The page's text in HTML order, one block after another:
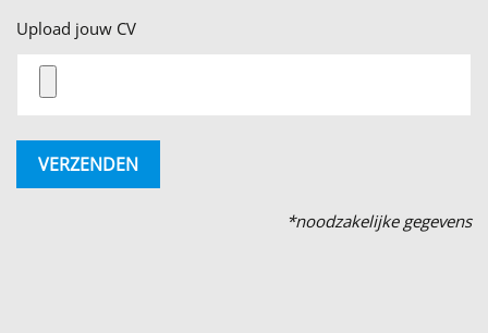
Upload jouw CV
*noodzakelijke gegevens